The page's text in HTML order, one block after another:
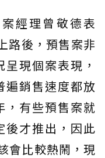
經理曾敬德表
路後，預售案非
現個案表現，
遍銷售速度都放
，有些預售案就
後才推出，因此
會比較熱鬧，現